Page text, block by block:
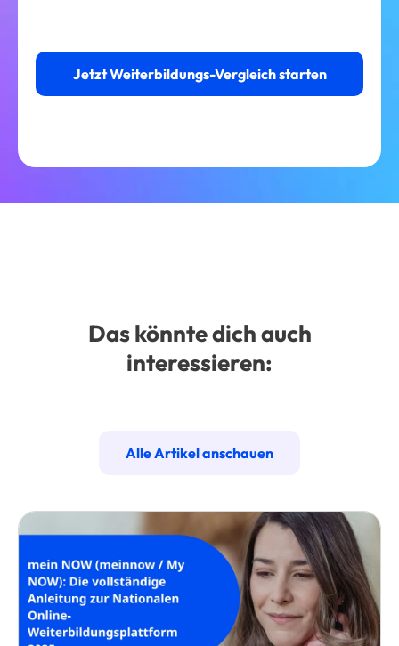
Jetzt Weiterbildungs-Vergleich starten
Das könnte dich auch
interessieren:
Alle Artikel anschauen